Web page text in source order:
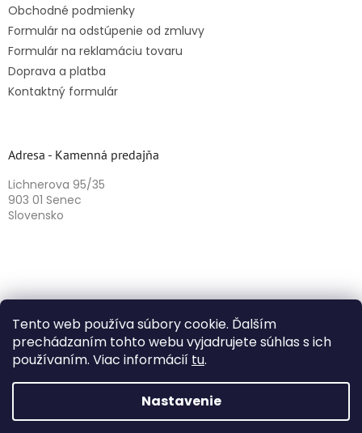
Tento web používa súbory cookie. Ďalším
prechádzaním tohto webu vyjadrujete súhlas s ich
používaním. Viac informácií tu.
Nastavenie
Obchodné podmienky
Formulár na odstúpenie od zmluvy
Formulár na reklamáciu tovaru
Doprava a platba
Kontaktný formulár
Adresa - Kamenná predajňa
Lichnerova 95/35
903 01 Senec
Slovensko